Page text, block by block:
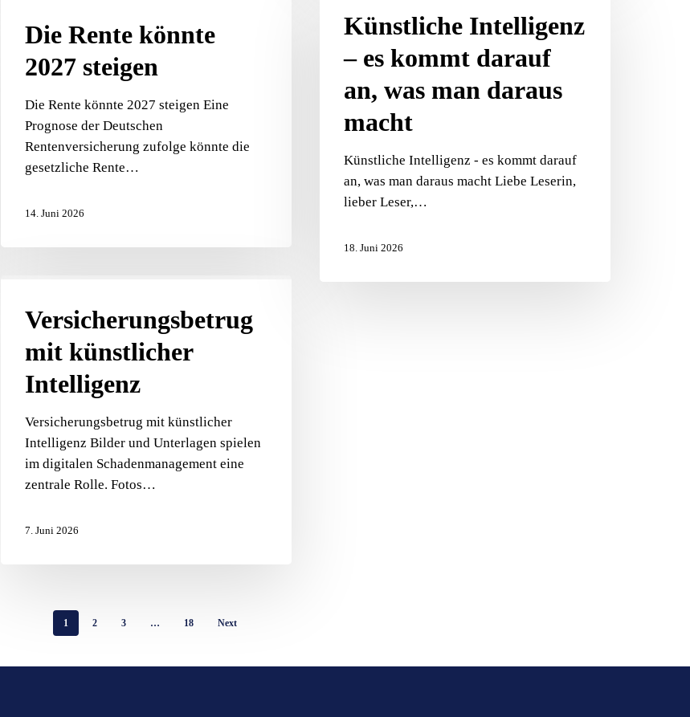
darauf
daraus
macht
Künstliche Intelligenz
– es kommt darauf
an, was man daraus
macht
Künstliche Intelligenz - es kommt darauf
an, was man daraus macht Liebe Leserin,
lieber Leser,…
18. Juni 2026
könnte
2027
Die Rente könnte
2027 steigen
Die Rente könnte 2027 steigen Eine
Prognose der Deutschen
Rentenversicherung zufolge könnte die
gesetzliche Rente…
14. Juni 2026
künstlicher
Intelligenz
Versicherungsbetrug
mit künstlicher
Intelligenz
Versicherungsbetrug mit künstlicher
Intelligenz Bilder und Unterlagen spielen
im digitalen Schadenmanagement eine
zentrale Rolle. Fotos…
7. Juni 2026
1 2 3 … 18 Next